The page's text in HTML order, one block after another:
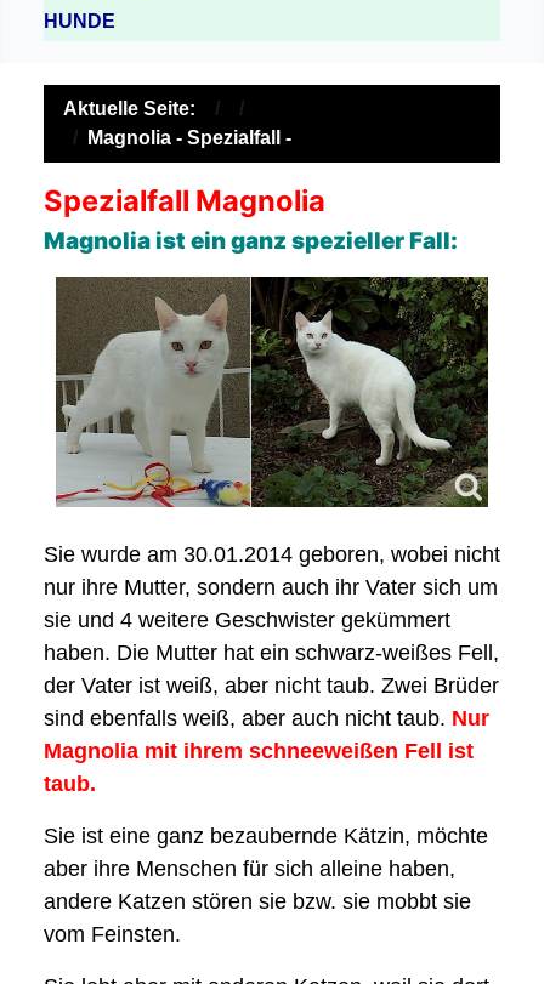
HUNDE
Aktuelle Seite:
Magnolia - Spezialfall -
Spezialfall Magnolia
Magnolia ist ein ganz spezieller Fall:
Sie wurde am 30.01.2014 geboren, wobei nicht
nur ihre Mutter, sondern auch ihr Vater sich um
sie und 4 weitere Geschwister gekümmert
haben. Die Mutter hat ein schwarz-weißes Fell,
der Vater ist weiß, aber nicht taub. Zwei Brüder
sind ebenfalls weiß, aber auch nicht taub. Nur
Magnolia mit ihrem schneeweißen Fell ist
taub.
Sie ist eine ganz bezaubernde Kätzin, möchte
aber ihre Menschen für sich alleine haben,
andere Katzen stören sie bzw. sie mobbt sie
vom Feinsten.